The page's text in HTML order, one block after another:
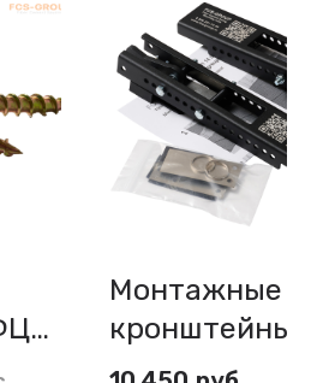
Монтажные
кронштейны
сайдинга FCS